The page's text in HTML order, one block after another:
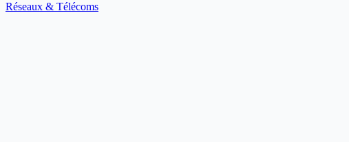
Réseaux & Télécoms